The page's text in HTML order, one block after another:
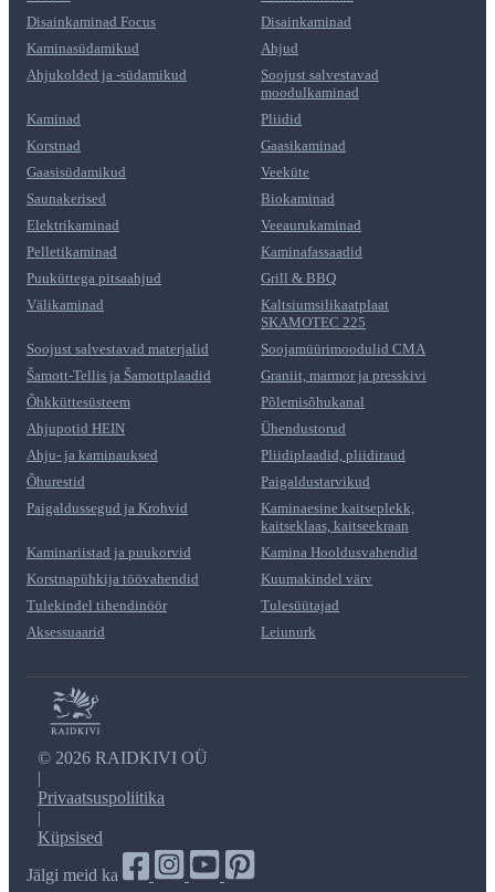
Disainkaminad Focus
Disainkaminad
Kaminasüdamikud
Ahjud
Ahjukolded ja -südamikud
Soojust salvestavad
moodulkaminad
Kaminad
Pliidid
Korstnad
Gaasikaminad
Gaasisüdamikud
Veeküte
Saunakerised
Biokaminad
Elektrikaminad
Veeaurukaminad
Pelletikaminad
Kaminafassaadid
Puuküttega pitsaahjud
Grill & BBQ
Välikaminad
Kaltsiumsilikaatplaat
SKAMOTEC 225
Soojust salvestavad materjalid
Soojamüürimoodulid CMA
Šamott-Tellis ja Šamottplaadid
Graniit, marmor ja presskivi
Õhkküttesüsteem
Põlemisõhukanal
Ahjupotid HEIN
Ühendustorud
Ahju- ja kaminauksed
Pliidiplaadid, pliidiraud
Õhurestid
Paigaldustarvikud
Paigaldussegud ja Krohvid
Kaminaesine kaitseplekk,
kaitseklaas, kaitseekraan
Kaminariistad ja puukorvid
Kamina Hooldusvahendid
Korstnapühkija töövahendid
Kuumakindel värv
Tulekindel tihendinöör
Tulesüütajad
Aksessuaarid
Leiunurk
© 2026 RAIDKIVI OÜ
|
Privaatsuspoliitika
|
Küpsised
Jälgi meid ka